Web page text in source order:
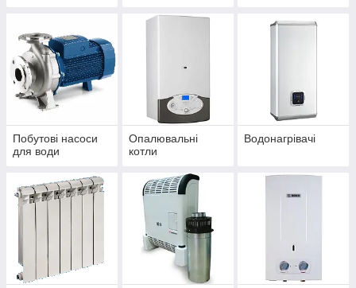
Побутові насоси
для води
Опалювальні
котли
Водонагрівачі